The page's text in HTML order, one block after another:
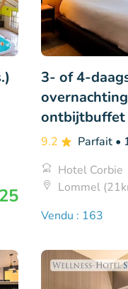
3- of 4-
ontbijtbuffet
9.2 Parfait •
Hotel Corbie
Lommel
Vendu : 163